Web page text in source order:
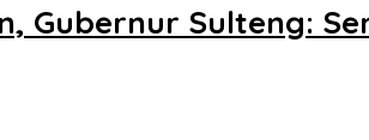
Gubernur Sulteng: